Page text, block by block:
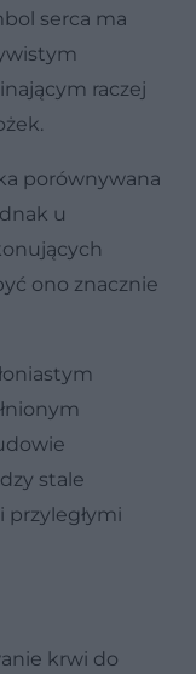
serca ma
raczej
porównywana
u
ono znacznie
stale
przyległymi
krwi do